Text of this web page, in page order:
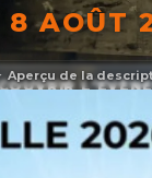
Aperçu de la
8 AOÛT